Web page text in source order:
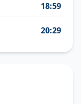
18:59
20:29